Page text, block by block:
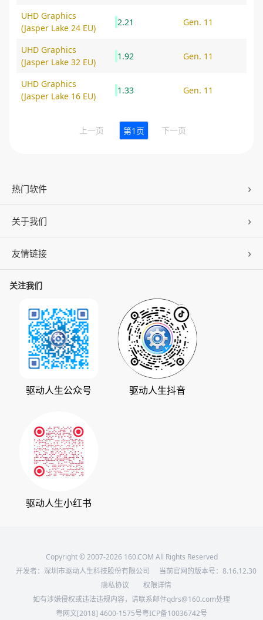
UHD Graphics
(Jasper Lake 24 EU)
2.21 Gen. 11
UHD Graphics
(Jasper Lake 32 EU)
1.92 Gen. 11
UHD Graphics
(Jasper Lake 16 EU)
1.33 Gen. 11
上一页 第1页 下一页
热门软件
驱动人生
百页窗
数据救星
人生日历
关于我们
公司概况
公司动态
发展历程
支持中心
版权声明
友情链接
ZOL下载
华军软件园
系统之家
下载之家
驱动大师
天极下载
关注我们
驱动人生公众号 驱动人生抖音
驱动人生小红书
Copyright © 2007-2026 160.COM All Rights Reserved
开发者：深圳市驱动人生科技股份有限公司
当前官网的版本号： 8.16.12.30
隐私协议
权限详情
如有涉嫌侵权或违法违规内容，请联系邮件qdrs@160.com处理
粤网文[2018] 4600-1575号粤ICP备10036742号